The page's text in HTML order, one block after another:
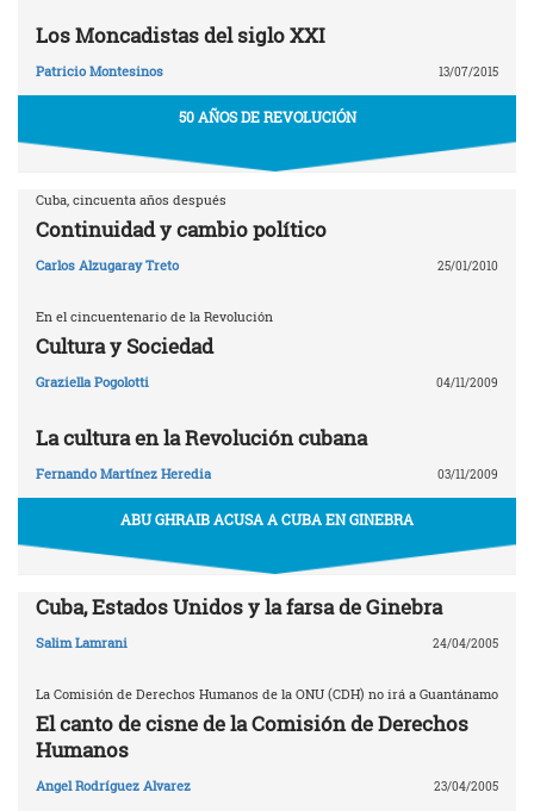
Los Moncadistas del siglo XXI
Patricio Montesinos 13/07/2015
50 AÑOS DE REVOLUCIÓN
Cuba, cincuenta años después
Continuidad y cambio político
Carlos Alzugaray Treto 25/01/2010
En el cincuentenario de la Revolución
Cultura y Sociedad
Graziella Pogolotti 04/11/2009
La cultura en la Revolución cubana
Fernando Martínez Heredia 03/11/2009
ABU GHRAIB ACUSA A CUBA EN GINEBRA
Cuba, Estados Unidos y la farsa de Ginebra
Salim Lamrani 24/04/2005
La Comisión de Derechos Humanos de la ONU (CDH) no irá a Guantánamo
El canto de cisne de la Comisión de Derechos
Humanos
Angel Rodríguez Alvarez 23/04/2005